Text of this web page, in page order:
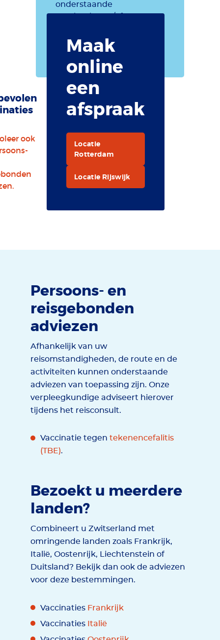
onderstaande
maatregelen
aanbevolen.
ook
Maak
online
een
afspraak
Locatie
Rotterdam
Locatie Rijswijk
Persoons- en
reisgebonden
adviezen
Afhankelijk van uw
reisomstandigheden, de route en de
activiteiten kunnen onderstaande
adviezen van toepassing zijn. Onze
verpleegkundige adviseert hierover
tijdens het reisconsult.
Vaccinatie tegen tekenencefalitis
(TBE).
Bezoekt u meerdere
landen?
Combineert u Zwitserland met
omringende landen zoals Frankrijk,
Italië, Oostenrijk, Liechtenstein of
Duitsland? Bekijk dan ook de adviezen
voor deze bestemmingen.
Vaccinaties Frankrijk
Vaccinaties Italië